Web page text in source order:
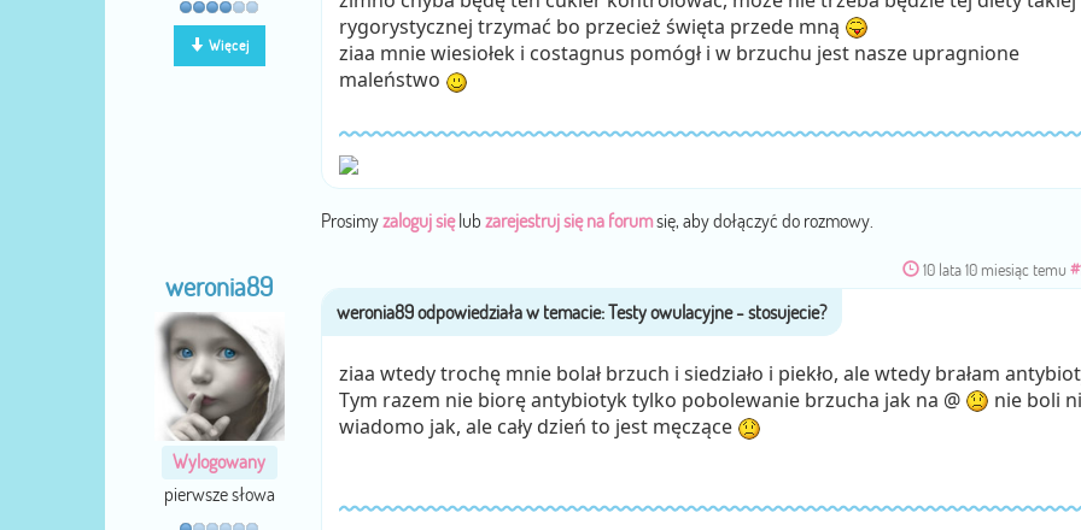
Więcej
rygorystycznej trzymać bo przecież święta przede mną
ziaa mnie wiesiołek i costagnus pomógł i w brzuchu jest nasze upragnione
maleństwo
Prosimyzaloguj sięlub zarejestruj się na forumsię, aby dołączyć do rozmowy.
weronia89
Wylogowany
pierwsze słowa
10 lata 10 miesiąc temu
ziaa wtedy trochę mnie bolał brzuch i siedziało i piekło, ale wtedy brałam
Tym razem nie biorę antybiotyk tylko pobolewanie brzucha jak na @
nie boli
wiadomo jak, ale cały dzień to jest męczące